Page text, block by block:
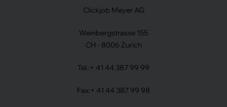
Clickjob Meyer AG
Weinbergstrasse 155
CH - 8006 Zurich
Tel.: + 41 44 387 99 99
Fax: + 41 44 387 99 98